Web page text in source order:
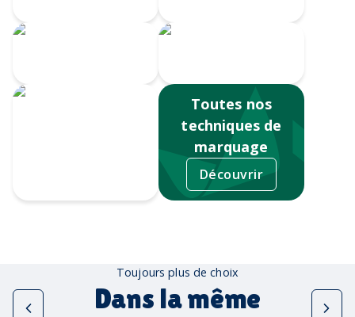
Toutes nos
techniques de
marquage
Découvrir
Toujours plus de choix
Dans la même